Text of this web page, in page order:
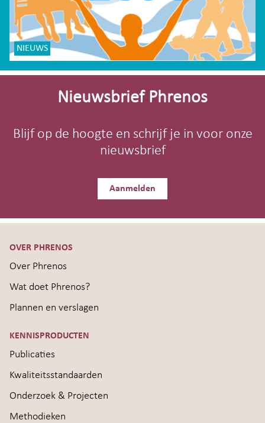
NIEUWS
Site-
Nieuwsbrief Phrenos
Blijf op de hoogte en schrijf je in voor onze
nieuwsbrief
Aanmelden
OVER PHRENOS
Over Phrenos
Wat doet Phrenos?
Plannen en verslagen
KENNISPRODUCTEN
Publicaties
Kwaliteitsstandaarden
Onderzoek & Projecten
Methodieken